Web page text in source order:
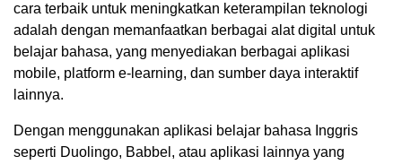
cara terbaik untuk meningkatkan keterampilan teknologi
adalah dengan memanfaatkan berbagai alat digital untuk
belajar bahasa, yang menyediakan berbagai aplikasi
mobile, platform e-learning, dan sumber daya interaktif
lainnya.
Dengan menggunakan aplikasi belajar bahasa Inggris
seperti Duolingo, Babbel, atau aplikasi lainnya yang